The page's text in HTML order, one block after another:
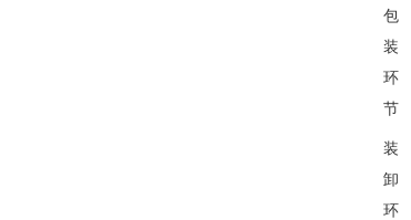
包
装
环
节
装
卸
环